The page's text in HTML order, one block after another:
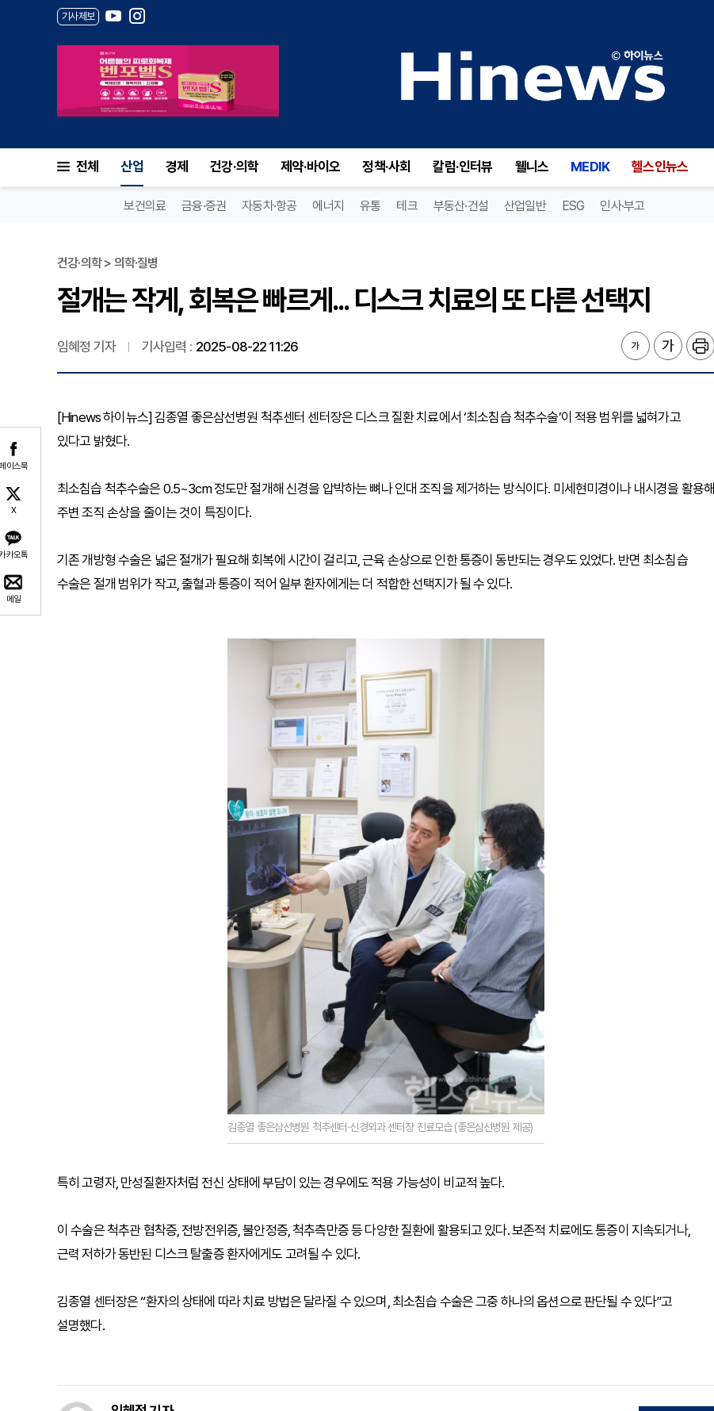
기사제보
전체 산업 경제 건강·의학 제약·바이오 정책·사회 칼럼·인터뷰 웰니스 MEDIK 헬스인뉴스
보건의료 금융·증권 자동차·항공 에너지 유통 테크 부동산·건설 산업일반 ESG 인사·부고
이스북
X
카오톡
메일
건강·의학 > 의학·질병
절개는 작게, 회복은 빠르게... 디스크 치료의 또 다른 선택지
임혜정 기자 기사입력 : 2025-08-22 11:26
[Hinews 하이뉴스] 김종열 좋은삼선병원 척추센터 센터장은 디스크 질환 치료에서 ‘최소침습 척추수술’이 적용 범위를 넓혀가고
있다고 밝혔다.
최소침습 척추수술은 0.5~3cm 정도만 절개해 신경을 압박하는 뼈나 인대 조직을 제거하는 방식이다. 미세현미경이나 내시경을 활용해
주변 조직 손상을 줄이는 것이 특징이다.
기존 개방형 수술은 넓은 절개가 필요해 회복에 시간이 걸리고, 근육 손상으로 인한 통증이 동반되는 경우도 있었다. 반면 최소침습
수술은 절개 범위가 작고, 출혈과 통증이 적어 일부 환자에게는 더 적합한 선택지가 될 수 있다.
김종열 좋은삼선병원 척추센터·신경외과 센터장 진료모습 (좋은삼선병원 제공)
특히 고령자, 만성질환자처럼 전신 상태에 부담이 있는 경우에도 적용 가능성이 비교적 높다.
이 수술은 척추관 협착증, 전방전위증, 불안정증, 척추측만증 등 다양한 질환에 활용되고 있다. 보존적 치료에도 통증이 지속되거나,
근력 저하가 동반된 디스크 탈출증 환자에게도 고려될 수 있다.
김종열 센터장은 “환자의 상태에 따라 치료 방법은 달라질 수 있으며, 최소침습 수술은 그중 하나의 옵션으로 판단될 수 있다”고
설명했다.